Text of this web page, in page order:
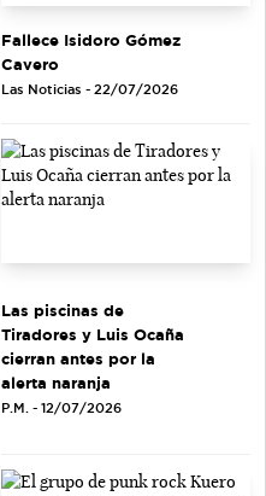
Fallece Isidoro Gómez
Cavero
Las Noticias - 22/07/2026
Las piscinas de
Tiradores y Luis Ocaña
cierran antes por la
alerta naranja
P.M. - 12/07/2026